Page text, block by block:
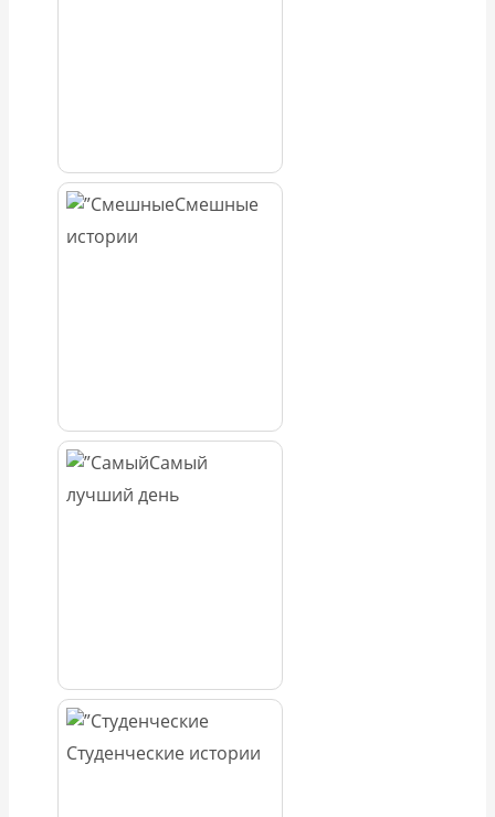
Смешные
истории
Самый
лучший день
Студенческие истории